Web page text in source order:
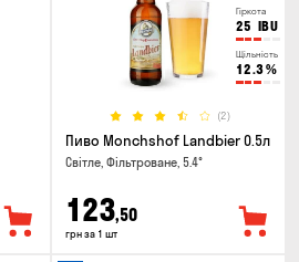
Гіркота
25 IBU
Щільність
12.3%
(2)
Пиво Monchshof Landbier 0.5л
Світле, Фільтроване, 5.4°
123,50
грн за 1 шт